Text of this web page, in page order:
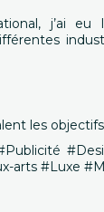
j’ai
les
arts #Luxe